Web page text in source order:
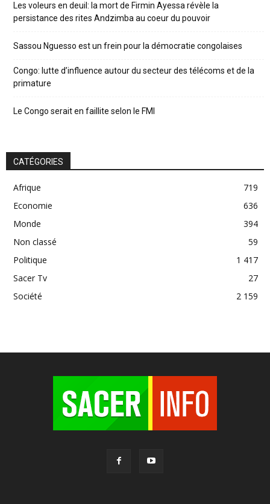
Les voleurs en deuil: la mort de Firmin Ayessa révèle la
persistance des rites Andzimba au coeur du pouvoir
Sassou Nguesso est un frein pour la démocratie congolaises
Congo: lutte d’influence autour du secteur des télécoms et de la
primature
Le Congo serait en faillite selon le FMI
CATÉGORIES
Afrique
719
Economie
636
Monde
394
Non classé
59
Politique
1 417
Sacer Tv
27
Société
2 159